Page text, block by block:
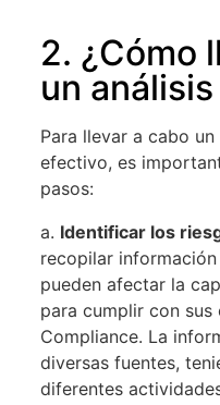
2. ¿Cómo
un
Para llevar a cabo
efectivo, es
pasos:
a. Identificar los
recopilar
pueden afectar la
para cumplir con
Compliance. La
diversas fuentes,
diferentes